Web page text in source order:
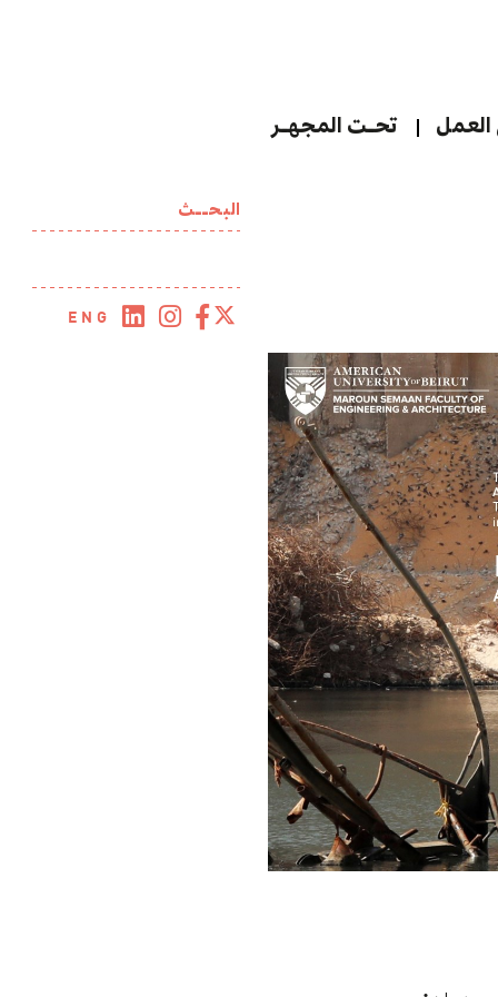
تحـت المجهـر
البحــث
ENG